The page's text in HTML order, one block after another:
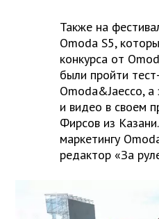
Также на
Omoda S5,
конкурса от
были пройти
Omoda&Jaecco, а
и видео в своем
Фирсов из
маркетингу
редактор «За